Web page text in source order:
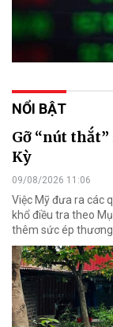
NỔI BẬT
Gỡ “nút
Kỳ
09/08/2026 11:06
Việc Mỹ đưa ra các
khổ điều tra theo
thêm sức ép thương